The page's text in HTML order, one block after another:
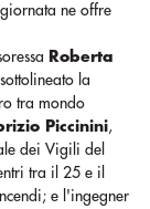
ne offre
Roberta
la
tra mondo
Piccinini
dei Vigili del
tra il 25 e il
e l'ingegner